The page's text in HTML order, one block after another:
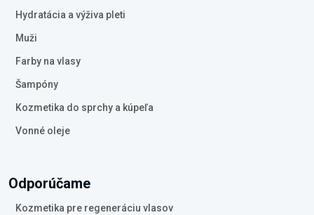
Hydratácia a výživa pleti
Muži
Farby na vlasy
Šampóny
Kozmetika do sprchy a kúpeľa
Vonné oleje
Odporúčame
Kozmetika pre regeneráciu vlasov